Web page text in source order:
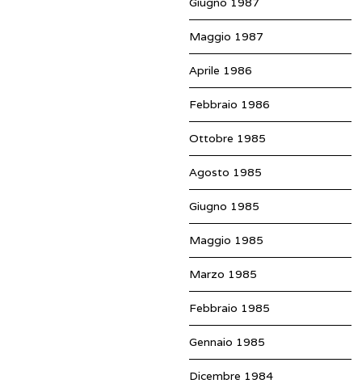
Maggio 1987
Aprile 1986
Febbraio 1986
Ottobre 1985
Agosto 1985
Giugno 1985
Maggio 1985
Marzo 1985
Febbraio 1985
Gennaio 1985
Dicembre 1984